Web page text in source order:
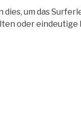
um das
oder